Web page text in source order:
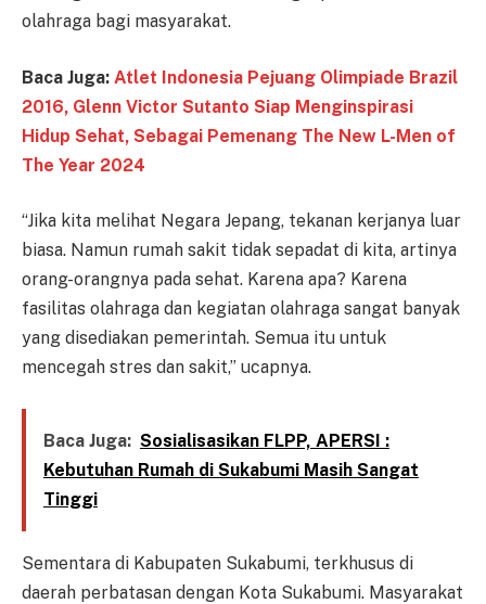
olahraga bagi masyarakat.
Baca Juga: Atlet Indonesia Pejuang Olimpiade Brazil
2016, Glenn Victor Sutanto Siap Menginspirasi
Hidup Sehat, Sebagai Pemenang The New L-Men of
The Year 2024
“Jika kita melihat Negara Jepang, tekanan kerjanya luar
biasa. Namun rumah sakit tidak sepadat di kita, artinya
orang-orangnya pada sehat. Karena apa? Karena
fasilitas olahraga dan kegiatan olahraga sangat banyak
yang disediakan pemerintah. Semua itu untuk
mencegah stres dan sakit,” ucapnya.
Baca Juga: Sosialisasikan FLPP, APERSI :
Kebutuhan Rumah di Sukabumi Masih Sangat
Tinggi
Sementara di Kabupaten Sukabumi, terkhusus di
daerah perbatasan dengan Kota Sukabumi. Masyarakat